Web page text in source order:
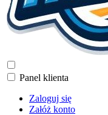
Panel klienta
Zaloguj się
Załóż konto